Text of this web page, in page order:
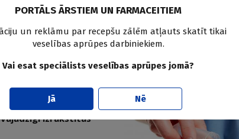
slogs. Lai
sistemātisks pārskats
izrakstītas
PORTĀLS ĀRSTIEM UN FARMACEITIEM
un reklāmu par recepšu zālēm atļauts skatīt tikai
veselības aprūpes darbiniekiem.
Vai esat speciālists veselības aprūpes jomā?
Jā Nē